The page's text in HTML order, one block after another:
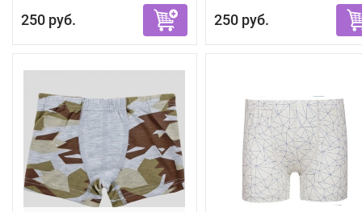
250 руб. 250 руб.